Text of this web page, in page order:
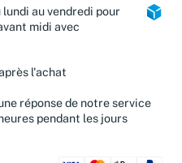
au vendredi pour
midi avec
l'achat
réponse de notre service
pendant les jours